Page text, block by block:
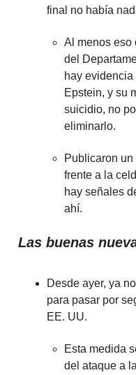
final no había
Al menos eso
del
hay
Epstein, y su
suicidio, no
eliminarlo.
Publicaron
frente a la
hay señales
ahí.
Las buenas
Desde ayer, ya
para pasar por
EE. UU.
Esta medida
del ataque a